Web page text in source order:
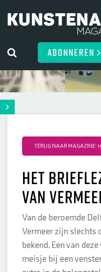
ABONNEREN
TERUG NAAR MAGAZINE:
Het
van
Van de beroemde
Vermeer zijn slechts
bekend. Een van
meisje bij een